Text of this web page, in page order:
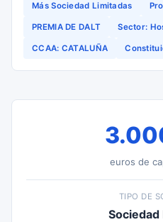
Más Sociedad Limitadas
PREMIA DE DALT Sector:
CCAA: CATALUÑA
euros de
TIPO DE
Sociedad